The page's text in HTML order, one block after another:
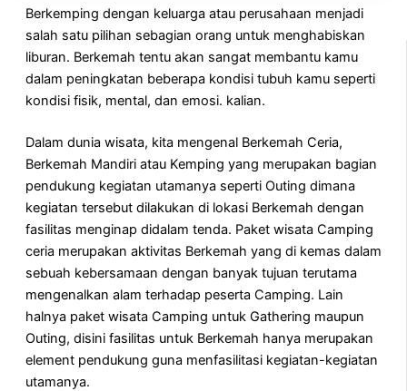
Berkemping dengan keluarga atau perusahaan menjadi
salah satu pilihan sebagian orang untuk menghabiskan
liburan. Berkemah tentu akan sangat membantu kamu
dalam peningkatan beberapa kondisi tubuh kamu seperti
kondisi fisik, mental, dan emosi. kalian.
Dalam dunia wisata, kita mengenal Berkemah Ceria,
Berkemah Mandiri atau Kemping yang merupakan bagian
pendukung kegiatan utamanya seperti Outing dimana
kegiatan tersebut dilakukan di lokasi Berkemah dengan
fasilitas menginap didalam tenda. Paket wisata Camping
ceria merupakan aktivitas Berkemah yang di kemas dalam
sebuah kebersamaan dengan banyak tujuan terutama
mengenalkan alam terhadap peserta Camping. Lain
halnya paket wisata Camping untuk Gathering maupun
Outing, disini fasilitas untuk Berkemah hanya merupakan
element pendukung guna menfasilitasi kegiatan-kegiatan
utamanya.